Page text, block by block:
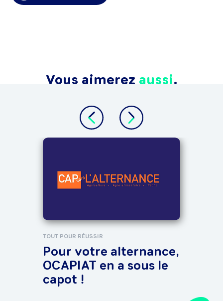
Vous aimerez aussi.
TOUT POUR RÉUSSIR
Pour votre alternance,
OCAPIAT en a sous le
capot !